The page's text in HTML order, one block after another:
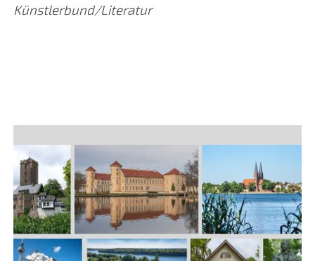
Künstlerbund/Literatur